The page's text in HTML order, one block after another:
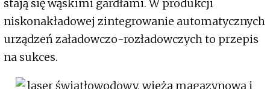
stają się wąskimi gardłami. W produkcji
niskonakładowej zintegrowanie automatycznych
urządzeń załadowczo-rozładowczych to przepis
na sukces.